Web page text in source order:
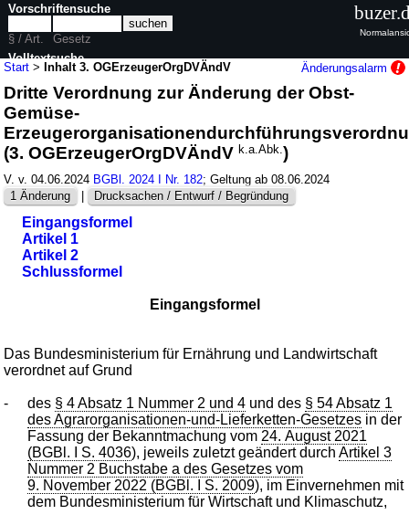
Start >Inhalt 3. OGErzeugerOrgDVÄndV Änderungsalarm
Dritte Verordnung zur Änderung der Obst-
Gemüse-
(3. OGErzeugerOrgDVÄndVk.a.Abk.)
V. v. 04.06.2024 BGBl. 2024 I Nr. 182; Geltung ab 08.06.2024
1 Änderung
| Drucksachen / Entwurf / Begründung
Eingangsformel
Artikel 1
Artikel 2
Schlussformel
Eingangsformel
Das Bundesministerium für Ernährung und Landwirtschaft
verordnet auf Grund
- des § 4 Absatz 1 Nummer 2 und 4 und des § 54 Absatz 1
des Agrarorganisationen-und-Lieferketten-Gesetzes in der
Fassung der Bekanntmachung vom 24. August 2021
(BGBl. I S. 4036), jeweils zuletzt geändert durchArtikel 3
Nummer 2 Buchstabe a des Gesetzes vom
9. November 2022 (BGBl. I S. 2009), im Einvernehmen mit
dem Bundesministerium für Wirtschaft und Klimaschutz,
Vorschriftensuche
§ / Art.
Gesetz
Volltextsuche
nur in 3. OGErzeugerOrgDVÄndV